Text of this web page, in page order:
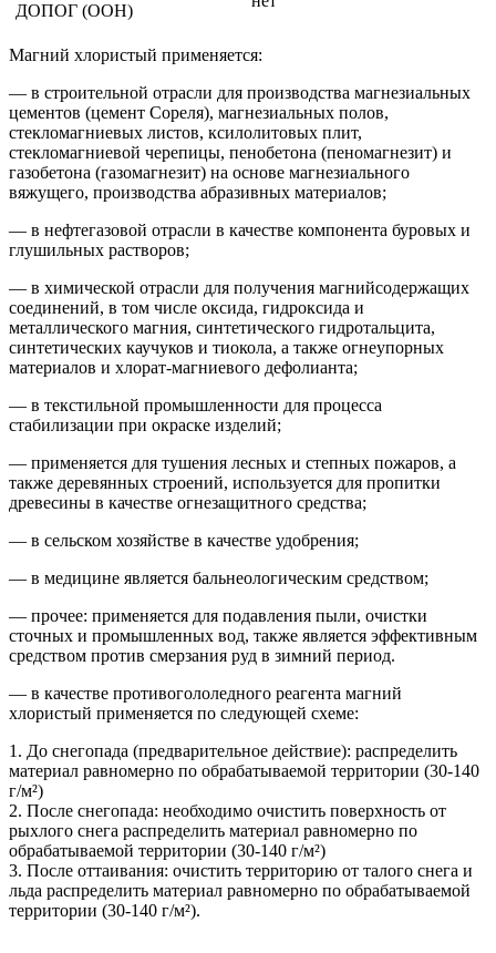
ДОПОГ (ООН)
Магний хлористый применяется:
— в строительной отрасли для производства магнезиальных
цементов (цемент Сореля), магнезиальных полов,
стекломагниевых листов, ксилолитовых плит,
стекломагниевой черепицы, пенобетона (пеномагнезит) и
газобетона (газомагнезит) на основе магнезиального
вяжущего, производства абразивных материалов;
— в нефтегазовой отрасли в качестве компонента буровых и
глушильных растворов;
— в химической отрасли для получения магнийсодержащих
соединений, в том числе оксида, гидроксида и
металлического магния, синтетического гидротальцита,
синтетических каучуков и тиокола, а также огнеупорных
материалов и хлорат-магниевого дефолианта;
— в текстильной промышленности для процесса
стабилизации при окраске изделий;
— применяется для тушения лесных и степных пожаров, а
также деревянных строений, используется для пропитки
древесины в качестве огнезащитного средства;
— в сельском хозяйстве в качестве удобрения;
— в медицине является бальнеологическим средством;
— прочее: применяется для подавления пыли, очистки
сточных и промышленных вод, также является эффективным
средством против смерзания руд в зимний период.
— в качестве противогололедного реагента магний
хлористый применяется по следующей схеме:
1. До снегопада (предварительное действие): распределить
материал равномерно по обрабатываемой территории (30-140
г/м²)
2. После снегопада: необходимо очистить поверхность от
рыхлого снега распределить материал равномерно по
обрабатываемой территории (30-140 г/м²)
3. После оттаивания: очистить территорию от талого снега и
льда распределить материал равномерно по обрабатываемой
территории (30-140 г/м²).